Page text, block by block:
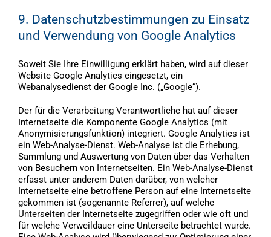
9. Datenschutzbestimmungen zu Einsatz
und Verwendung von Google Analytics
Soweit Sie Ihre Einwilligung erklärt haben, wird auf dieser
Website Google Analytics eingesetzt, ein
Webanalysedienst der Google Inc. („Google“).
Der für die Verarbeitung Verantwortliche hat auf dieser
Internetseite die Komponente Google Analytics (mit
Anonymisierungsfunktion) integriert. Google Analytics ist
ein Web-Analyse-Dienst. Web-Analyse ist die Erhebung,
Sammlung und Auswertung von Daten über das Verhalten
von Besuchern von Internetseiten. Ein Web-Analyse-Dienst
erfasst unter anderem Daten darüber, von welcher
Internetseite eine betroffene Person auf eine Internetseite
gekommen ist (sogenannte Referrer), auf welche
Unterseiten der Internetseite zugegriffen oder wie oft und
für welche Verweildauer eine Unterseite betrachtet wurde.